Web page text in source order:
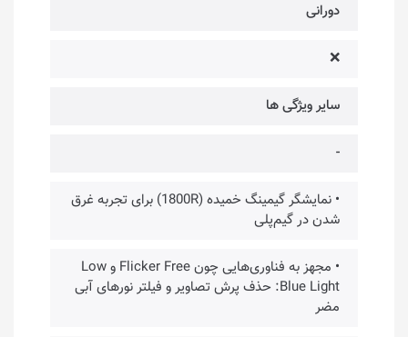
دورانی
❌
سایر ویژگی ها
-
• نمایشگر گیمینگ خمیده (1800R) برای تجربه غرق
شدن در گیم‌پلی
• مجهز به فناوری‌هایی چون Flicker Free و Low
Blue Light: حذف پرش تصاویر و فیلتر نورهای آبی
مضر